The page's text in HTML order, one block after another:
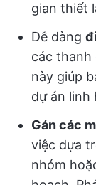
gian thiết
Dễ dàng
các thanh
này giúp
dự án linh
Gán các
việc dựa
nhóm